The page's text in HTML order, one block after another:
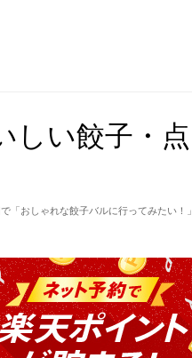
しい餃子・点
「おしゃれな餃子バルに行ってみたい！」